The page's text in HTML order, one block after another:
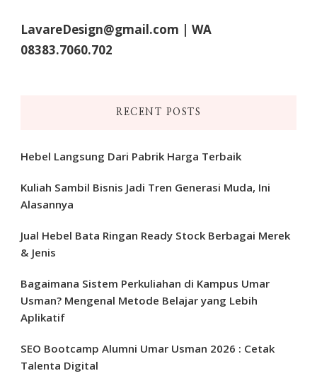
LavareDesign@gmail.com | WA
08383.7060.702
RECENT POSTS
Hebel Langsung Dari Pabrik Harga Terbaik
Kuliah Sambil Bisnis Jadi Tren Generasi Muda, Ini
Alasannya
Jual Hebel Bata Ringan Ready Stock Berbagai Merek
& Jenis
Bagaimana Sistem Perkuliahan di Kampus Umar
Usman? Mengenal Metode Belajar yang Lebih
Aplikatif
SEO Bootcamp Alumni Umar Usman 2026 : Cetak
Talenta Digital